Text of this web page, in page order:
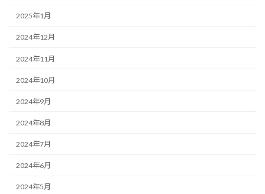
2025年1月
2024年12月
2024年11月
2024年10月
2024年9月
2024年8月
2024年7月
2024年6月
2024年5月